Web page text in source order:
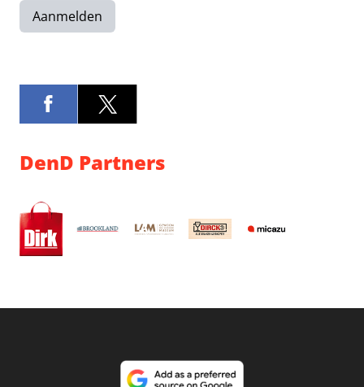
Aanmelden
DenD Partners